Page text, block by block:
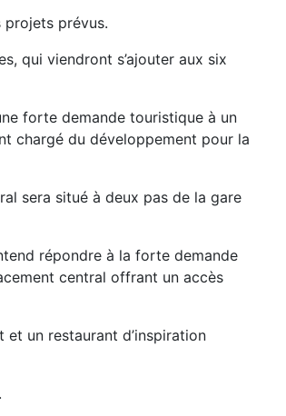
projets prévus.
qui viendront s’ajouter aux six
forte demande touristique à un
chargé du développement pour la
sera situé à deux pas de la gare
répondre à la forte demande
central offrant un accès
et un restaurant d’inspiration